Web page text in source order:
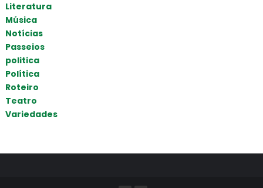
Literatura
Música
Notícias
Passeios
politica
Política
Roteiro
Teatro
Variedades